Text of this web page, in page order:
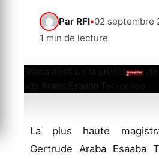
Par RFI•02 septembre
1 min de lecture
La plus haute
Gertrude Araba Esaaba